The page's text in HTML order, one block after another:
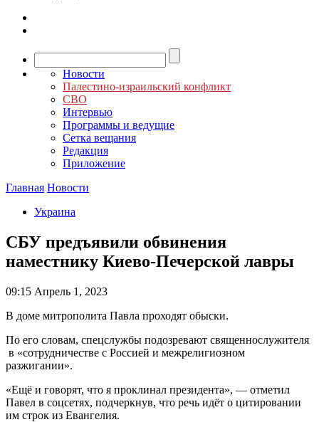
Новости
Палестино-израильский конфликт
СВО
Интервью
Программы и ведущие
Сетка вещания
Редакция
Приложение
Главная Новости
Украина
СБУ предъявили обвинения
наместнику Киево-Печерской лавры
09:15 Апрель 1, 2023
В доме митрополита Павла проходят обыски.
По его словам, спецслужбы подозревают священнослужителя
в «сотрудничестве с Россией и межрелигиозном
разжигании».
«Ещё и говорят, что я проклинал президента», — отметил
Павел в соцсетях, подчеркнув, что речь идёт о цитировании
им строк из Евангелия.